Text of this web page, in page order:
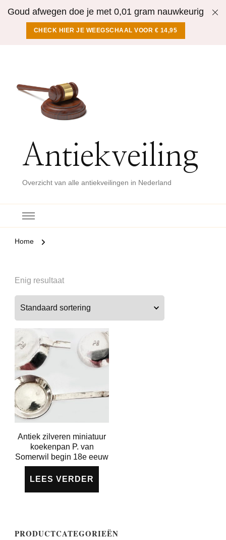
Goud afwegen doe je met 0,01 gram nauwkeurig
CHECK HIER JE WEEGSCHAAL VOOR € 14,95
Antiekveiling
Overzicht van alle antiekveilingen in Nederland
Home
Enig resultaat
Antiek zilveren miniatuur
koekenpan P. van
Somerwil begin 18e eeuw
LEES VERDER
PRODUCTCATEGORIEËN